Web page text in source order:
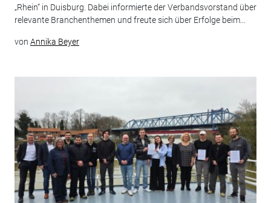
„Rhein“ in Duisburg. Dabei informierte der Verbandsvorstand über
relevante Branchenthemen und freute sich über Erfolge beim...
von Annika Beyer